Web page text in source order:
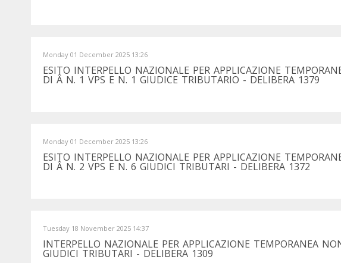
Monday 01 December 2025 13:26
ESITO INTERPELLO NAZIONALE PER APPLICAZIONE
DI Â N. 1 VPS E N. 1 GIUDICE TRIBUTARIO - DELIBERA 1379
Monday 01 December 2025 13:26
ESITO INTERPELLO NAZIONALE PER APPLICAZIONE
DI Â N. 2 VPS E N. 6 GIUDICI TRIBUTARI - DELIBERA 1372
Tuesday 18 November 2025 14:37
INTERPELLO NAZIONALE PER APPLICAZIONE TEMPORANEA
GIUDICI TRIBUTARI - DELIBERA 1309